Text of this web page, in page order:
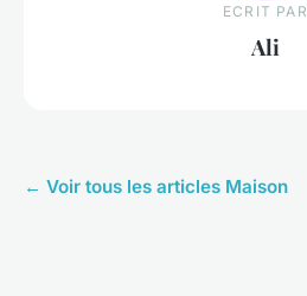
ECRIT PAR
Ali
← Voir tous les articles Maison